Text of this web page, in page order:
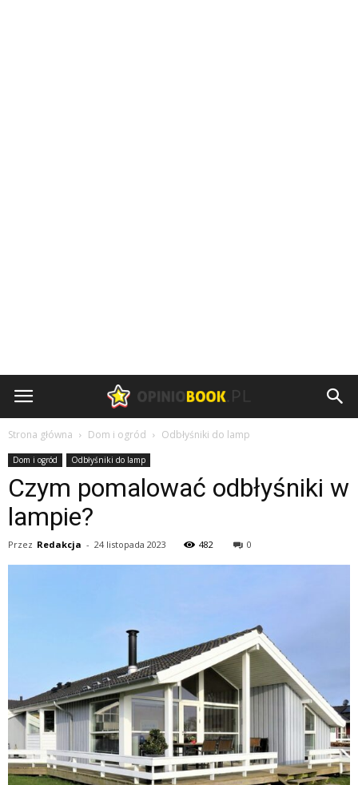
Opiniobook.pl
Strona główna Dom i ogród Odbłyśniki do lamp
Dom i ogród Odbłyśniki do lamp
Czym pomalować odbłyśniki w
lampie?
Przez Redakcja - 24 listopada 2023 482 0